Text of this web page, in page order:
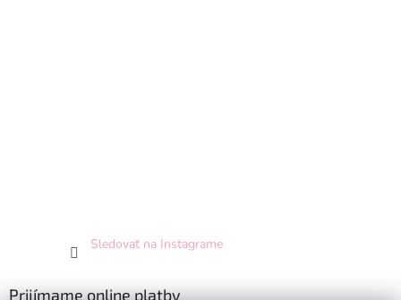
Sledovať na Instagrame
Prijímame online platby